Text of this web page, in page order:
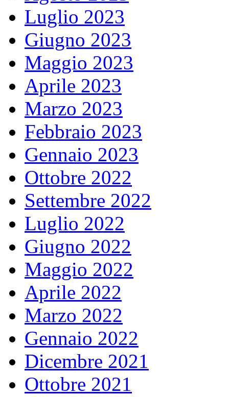
Luglio 2023
Giugno 2023
Maggio 2023
Aprile 2023
Marzo 2023
Febbraio 2023
Gennaio 2023
Ottobre 2022
Settembre 2022
Luglio 2022
Giugno 2022
Maggio 2022
Aprile 2022
Marzo 2022
Gennaio 2022
Dicembre 2021
Ottobre 2021